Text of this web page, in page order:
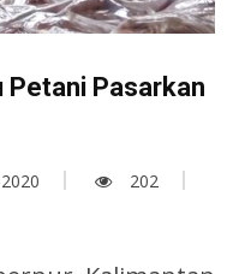
Petani Pasarkan
202